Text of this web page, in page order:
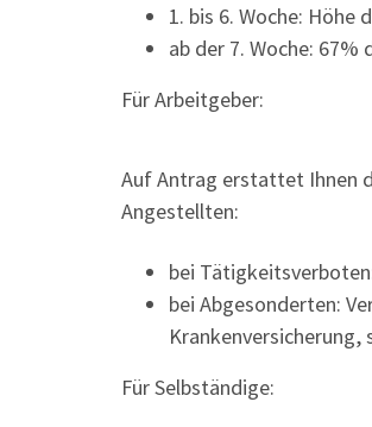
1. bis 6. Woche: Höhe
ab der 7. Woche:
Für Arbeitgeber:
Auf Antrag erstattet Ihnen
Angestellten:
bei
bei Abgesonderten:
Für Selbständige: